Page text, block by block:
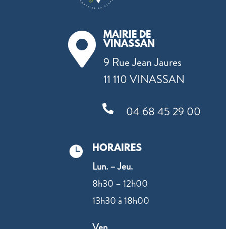

MAIRIE DE
VINASSAN
9 Rue Jean Jaures
11 110 VINASSAN
 04 68 45 29 00
 HORAIRES
Lun. – Jeu.
8h30 – 12h00
13h30 à 18h00